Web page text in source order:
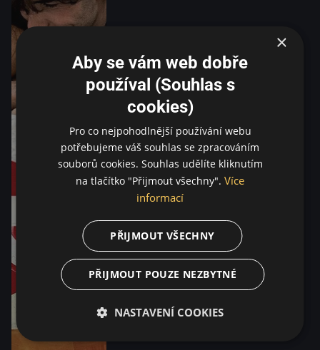
×
Aby se vám web dobře
používal (Souhlas s
cookies)
Pro co nejpohodlnější používání webu
potřebujeme váš souhlas se zpracováním
souborů cookies. Souhlas udělíte kliknutím
na tlačítko "Přijmout všechny". Více
informací
PŘIJMOUT VŠECHNY
PŘIJMOUT POUZE NEZBYTNÉ
NASTAVENÍ COOKIES